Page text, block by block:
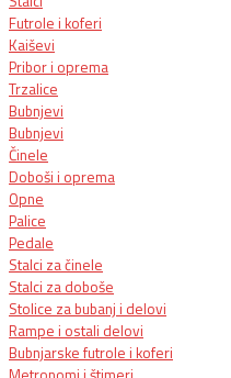
Futrole i koferi
Kaiševi
Pribor i oprema
Trzalice
Bubnjevi
Bubnjevi
Činele
Doboši i oprema
Opne
Palice
Pedale
Stalci za činele
Stalci za doboše
Stolice za bubanj i delovi
Rampe i ostali delovi
Bubnjarske futrole i koferi